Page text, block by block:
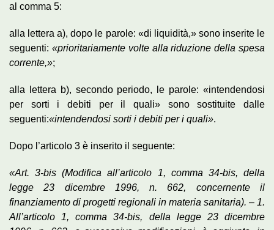
al comma 5:
alla lettera a), dopo le parole: «di liquidità,» sono inserite le
seguenti: «prioritariamente volte alla riduzione della spesa
corrente,»;
alla lettera b), secondo periodo, le parole: «intendendosi
per sorti i debiti per il quali» sono sostituite dalle
seguenti:«intendendosi sorti i debiti per i quali».
Dopo l’articolo 3 è inserito il seguente:
«Art. 3-bis (Modifica all’articolo 1, comma 34-bis, della
legge 23 dicembre 1996, n. 662, concernente il
finanziamento di progetti regionali in materia sanitaria). – 1.
All’articolo 1, comma 34-bis, della legge 23 dicembre